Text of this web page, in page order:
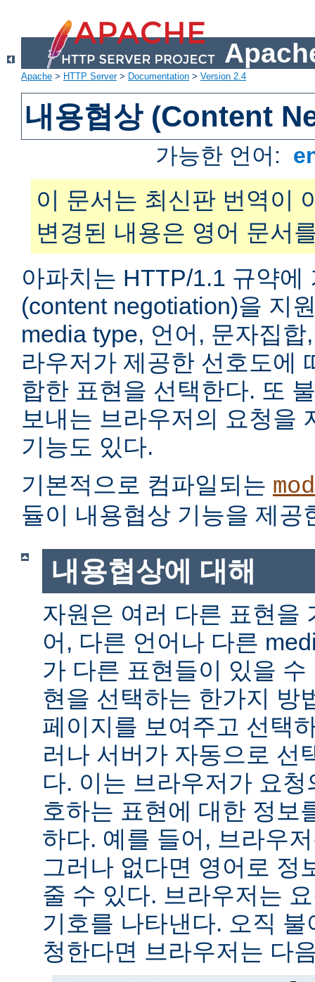
Apache > HTTP Server> Documentation > Version 2.4
내용협상 (Content
가능한 언어:
이 문서는 최신판 번역이
변경된 내용은 영어 문서
아파치는 HTTP/1.1 규약에
(content negotiation)을 지
media type, 언어, 문자집
라우저가 제공한 선호도에
합한 표현을 선택한다. 또
보내는 브라우저의 요청을
기능도 있다.
기본적으로 컴파일되는
듈이 내용협상 기능을 제공
내용협상에 대해
자원은 여러 다른 표현을
어, 다른 언어나 다른
가 다른 표현들이 있을
현을 선택하는 한가지 방
페이지를 보여주고 선택
러나 서버가 자동으로 선
다. 이는 브라우저가 요
호하는 표현에 대한 정보
하다. 예를 들어, 브라우
그러나 없다면 영어로 정
줄 수 있다. 브라우저는
기호를 나타낸다. 오직
청한다면 브라우저는 다